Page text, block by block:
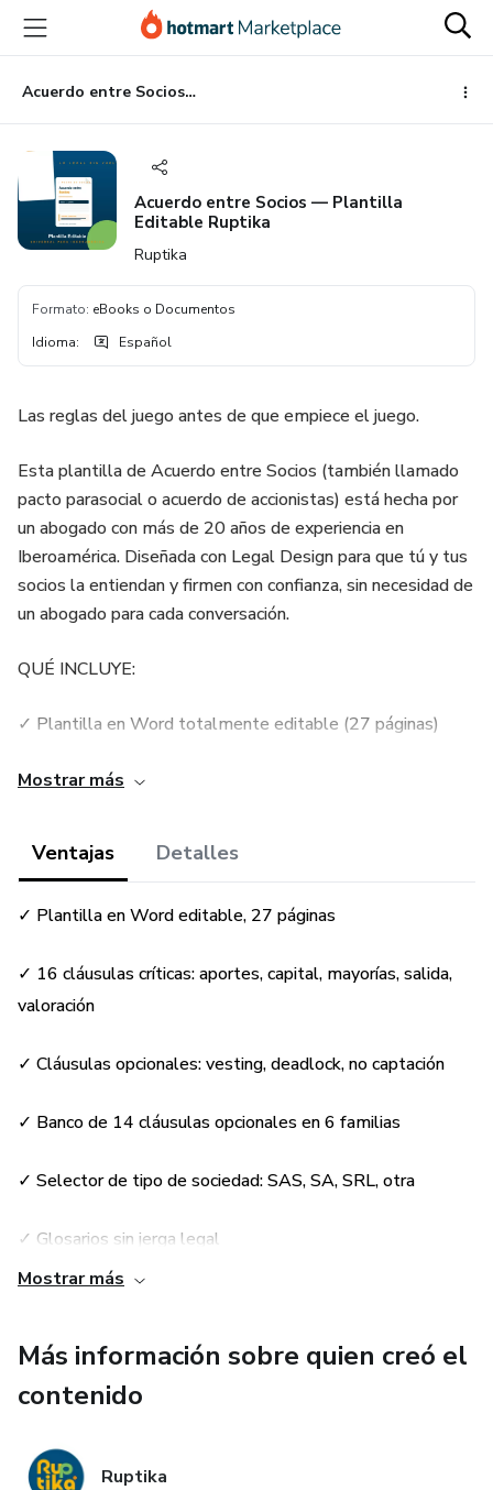
principal
página
de
página
Acuerdo entre Socios — Plantilla Editable Ruptika
Acuerdo entre Socios — Plantilla
Editable Ruptika
Ruptika
Formato: eBooks o Documentos
Idioma: Español
Las reglas del juego antes de que empiece el juego.
Esta plantilla de Acuerdo entre Socios (también llamado
pacto parasocial o acuerdo de accionistas) está hecha por
un abogado con más de 20 años de experiencia en
Iberoamérica. Diseñada con Legal Design para que tú y tus
socios la entiendan y firmen con confianza, sin necesidad de
un abogado para cada conversación.
QUÉ INCLUYE:
✓ Plantilla en Word totalmente editable (27 páginas)
✓ Cubre las 16 cláusulas críticas: aportes, capital, roles,
✓ Cláusulas opcionales: vesting, deadlock, no captación de
(protección minoritarios, salida, gobierno, inversionistas,
sociedades familiares, patrimoniales)
✓ Selector de tipo de sociedad: S.A.S., S.A., S.R.L./S.L., otra
✓ Glosarios laterales explicando conceptos: tag along,
✓ Checklist antes de firmar
1. Descargas Word + PDF
3. Llena la tabla de socios y aportes
Mostrar más
Ventajas Detalles
✓ Plantilla en Word editable, 27 páginas
✓ 16 cláusulas críticas: aportes, capital, mayorías, salida,
valoración
✓ Cláusulas opcionales: vesting, deadlock, no captación
✓ Banco de 14 cláusulas opcionales en 6 familias
✓ Selector de tipo de sociedad: SAS, SA, SRL, otra
✓ Glosarios sin jerga legal
✓ Universal para Iberoamérica
Mostrar más
Más información sobre quien creó el
contenido
Ruptika